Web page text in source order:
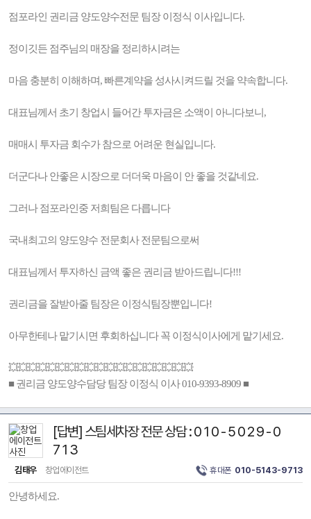
점포라인 권리금 양도양수전문 팀장 이정식 이사입니다.
정이깃든 점주님의 매장을 정리하시려는
마음 충분히 이해하며, 빠른계약을 성사시켜드릴 것을 약속합니다.
대표님께서 초기 창업시 들어간 투자금은 소액이 아니다보니,
매매시 투자금 회수가 참으로 어려운 현실입니다.
더군다나 안좋은 시장으로 더더욱 마음이 안 좋을 것같네요.
그러나 점포라인중 저희팀은 다릅니다
국내최고의 양도양수 전문회사 전문팀으로써
대표님께서 투자하신 금액 좋은 권리금 받아드립니다!!!
권리금을 잘받아줄 팀장은 이정식팀장뿐입니다!
아무한테나 맡기시면 후회하십니다 꼭 이정식이사에게 맡기세요.
💥💥💥💥💥💥💥💥💥💥💥💥💥💥💥💥💥💥💥
■ 권리금 양도양수담당 팀장 이정식 이사 010-9393-8909 ■
[답변] 스팀세차장 전문 상담 : 0 1 0 - 5 0 2 9 - 0
7 1 3
김태우 창업에이전트 휴대폰 010-5143-9713
안녕하세요.